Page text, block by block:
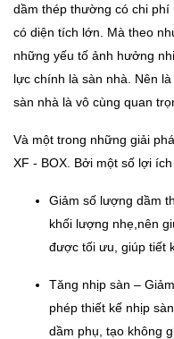
dầm thép thường có chi
có diện tích lớn. Mà theo
những yếu tố ảnh hưởng
lực chính là sàn nhà. Nên
sàn nhà là vô cùng quan
Và một trong những giải
XF - BOX. Bởi một số lợi
Giảm số lượng dầm
khối lượng nhẹ,nên
được tối ưu, giúp tiết
Tăng nhịp sàn –
phép thiết kế nhịp
dầm phụ, tạo không